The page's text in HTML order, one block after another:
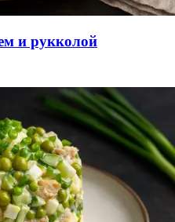
и рукколой